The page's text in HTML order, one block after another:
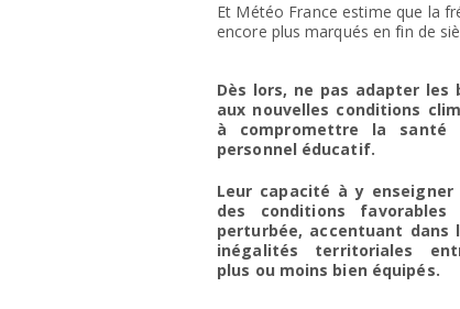
Et Météo France estime que la
encore plus marqués en fin de
Dès lors, ne pas adapter les
aux nouvelles conditions
à compromettre la santé
personnel éducatif.
Leur capacité à y enseigner
des conditions favorables
perturbée, accentuant dans
inégalités territoriales
plus ou moins bien équipés.